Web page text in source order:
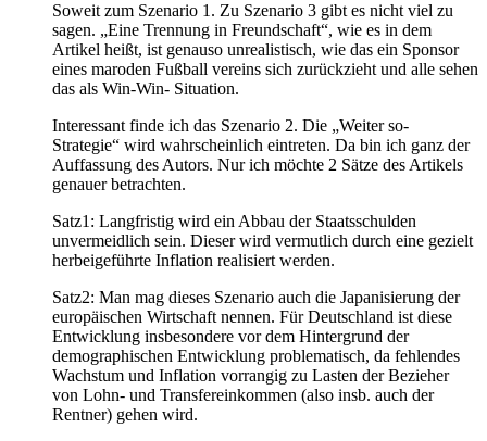
Soweit zum Szenario 1. Zu Szenario 3 gibt es nicht viel zu
sagen. „Eine Trennung in Freundschaft“, wie es in dem
Artikel heißt, ist genauso unrealistisch, wie das ein Sponsor
eines maroden Fußball vereins sich zurückzieht und alle sehen
das als Win-Win- Situation.
Interessant finde ich das Szenario 2. Die „Weiter so-
Strategie“ wird wahrscheinlich eintreten. Da bin ich ganz der
Auffassung des Autors. Nur ich möchte 2 Sätze des Artikels
genauer betrachten.
Satz1: Langfristig wird ein Abbau der Staatsschulden
unvermeidlich sein. Dieser wird vermutlich durch eine gezielt
herbeigeführte Inflation realisiert werden.
Satz2: Man mag dieses Szenario auch die Japanisierung der
europäischen Wirtschaft nennen. Für Deutschland ist diese
Entwicklung insbesondere vor dem Hintergrund der
demographischen Entwicklung problematisch, da fehlendes
Wachstum und Inflation vorrangig zu Lasten der Bezieher
von Lohn- und Transfereinkommen (also insb. auch der
Rentner) gehen wird.